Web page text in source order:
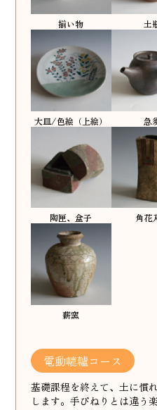
揃い物 土
大皿/色絵（上絵） 急
陶匣、盒子 角花
薪窯
電動轆轤コース
基礎課程を終えて、土に慣
します。手びねりとは違う